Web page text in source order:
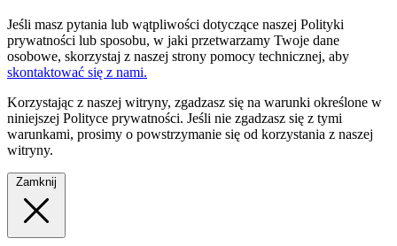
Jeśli masz pytania lub wątpliwości dotyczące naszej Polityki
prywatności lub sposobu, w jaki przetwarzamy Twoje dane
osobowe, skorzystaj z naszej strony pomocy technicznej, aby
skontaktować się z nami.
Korzystając z naszej witryny, zgadzasz się na warunki określone w
niniejszej Polityce prywatności. Jeśli nie zgadzasz się z tymi
warunkami, prosimy o powstrzymanie się od korzystania z naszej
witryny.
Zamknij